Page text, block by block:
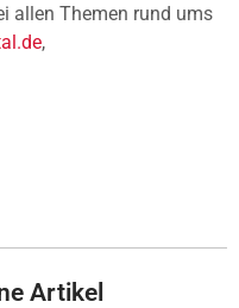
allen Themen rund ums
,
Artikel